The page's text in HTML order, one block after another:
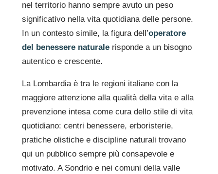
nel territorio hanno sempre avuto un peso
significativo nella vita quotidiana delle persone.
In un contesto simile, la figura dell’operatore
del benessere naturale risponde a un bisogno
autentico e crescente.
La Lombardia è tra le regioni italiane con la
maggiore attenzione alla qualità della vita e alla
prevenzione intesa come cura dello stile di vita
quotidiano: centri benessere, erboristerie,
pratiche olistiche e discipline naturali trovano
qui un pubblico sempre più consapevole e
motivato. A Sondrio e nei comuni della valle